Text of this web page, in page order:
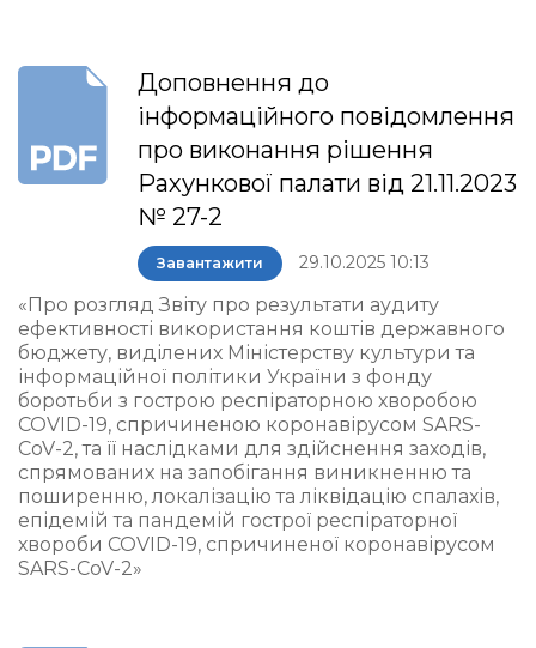
Доповнення до
інформаційного повідомлення
про виконання рішення
Рахункової палати від 21.11.2023
№ 27-2
Завантажити 29.10.2025 10:13
«Про розгляд Звіту про результати аудиту
ефективності використання коштів державного
бюджету, виділених Міністерству культури та
інформаційної політики України з фонду
боротьби з гострою респіраторною хворобою
COVID-19, спричиненою коронавірусом SARS-
CoV-2, та її наслідками для здійснення заходів,
спрямованих на запобігання виникненню та
поширенню, локалізацію та ліквідацію спалахів,
епідемій та пандемій гострої респіраторної
хвороби COVID-19, спричиненої коронавірусом
SARS-CoV-2»